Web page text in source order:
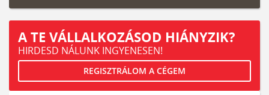
A TE VÁLLALKOZÁSOD HIÁNYZIK?
HIRDESD NÁLUNK INGYENESEN!
REGISZTRÁLOM A CÉGEM